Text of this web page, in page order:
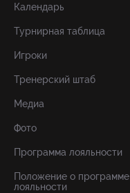
Календарь
Турнирная таблица
Игроки
Тренерский штаб
Медиа
Фото
Программа лояльности
Положение о программе
лояльности